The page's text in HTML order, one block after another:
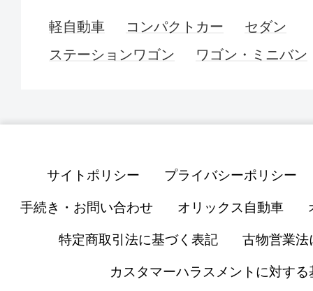
軽自動車 コンパクトカー
セダン
ステーションワゴン
ワゴン・ミニバン
サイトポリシー プライバシーポリシー
手続き・お問い合わせ オリックス自動車
特定商取引法に基づく表記 古物営業法
カスタマーハラスメントに対する